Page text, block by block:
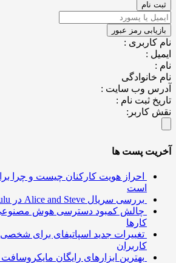
:
:
وب سایت :
ثبت نام :
کاربر:
پست ها
احراز هویت کارکنان چیست و چرا برای
بررسی سریال Alice and Steve در Hulu با بازی نیکولا واکر
چالش کمبود دسترسی هوش مصنوعی و
کارها
تغییرات جدید اسپاتیفای برای شخصی
کاربران
بهترین ابزارهای رایگان مایکروسافت